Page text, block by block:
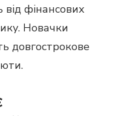
від фінансових
Новачки
довгострокове